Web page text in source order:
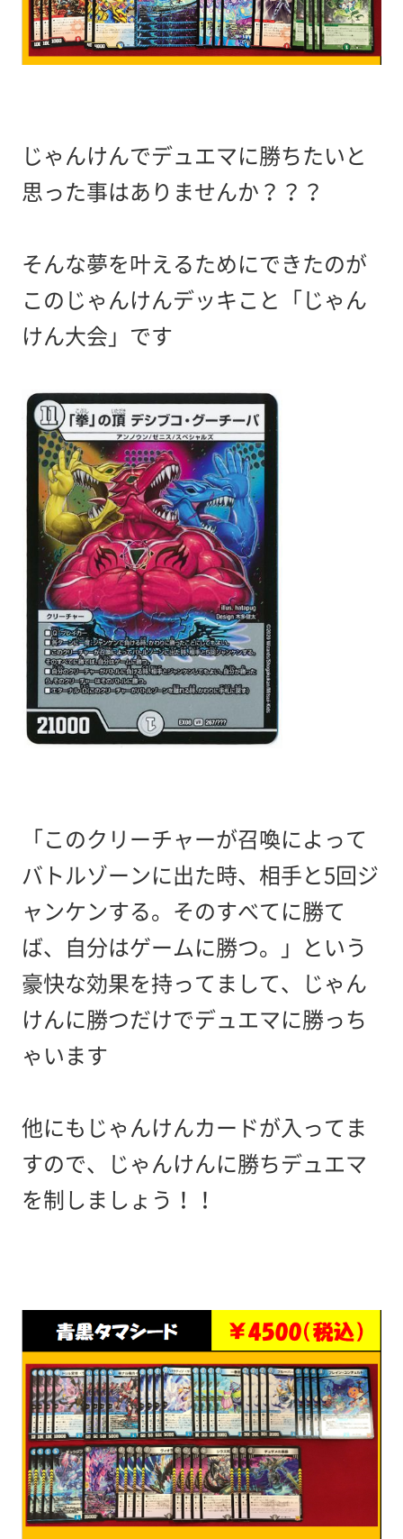
じゃんけんでデュエマに勝ちたいと
思った事はありませんか？？？
そんな夢を叶えるためにできたのが
このじゃんけんデッキこと「じゃん
けん大会」です
「このクリーチャーが召喚によって
バトルゾーンに出た時、相手と5回ジ
ャンケンする。そのすべてに勝て
ば、自分はゲームに勝つ。」という
豪快な効果を持ってまして、じゃん
けんに勝つだけでデュエマに勝っち
ゃいます
他にもじゃんけんカードが入ってま
すので、じゃんけんに勝ちデュエマ
を制しましょう！！